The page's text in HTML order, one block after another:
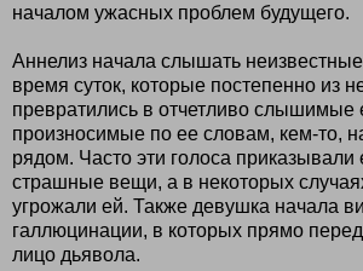
началом ужасных проблем будущего.
Аннелиз начала слышать
время суток, которые постепенно из
превратились в отчетливо слышимые
произносимые по ее словам, кем-то,
рядом. Часто эти голоса приказывали
страшные вещи, а в некоторых
угрожали ей. Также девушка начала
галлюцинации, в которых прямо
лицо дьявола.